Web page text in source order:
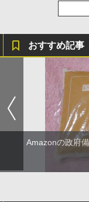
おすすめ記事
Amazonの政府